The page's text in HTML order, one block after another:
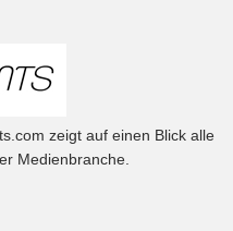
zeigt auf einen Blick alle
Medienbranche.